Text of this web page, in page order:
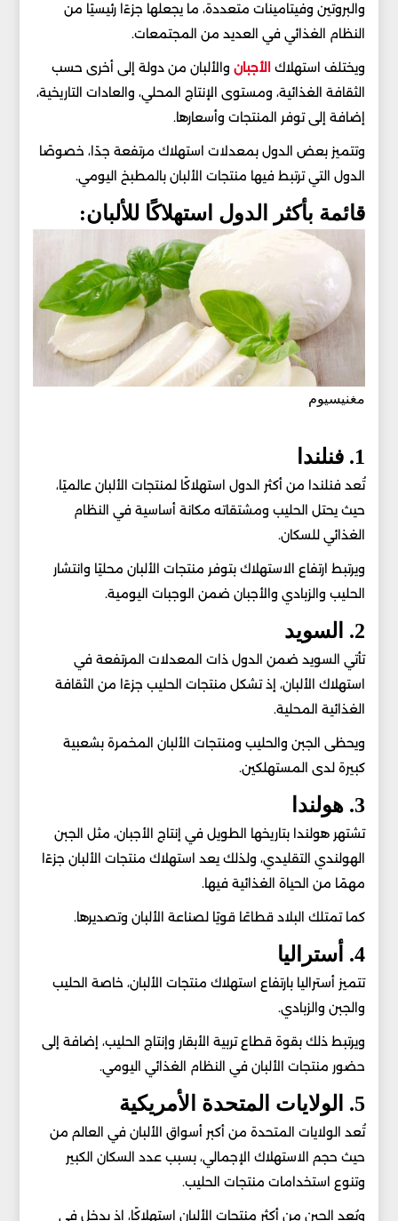
والبروتين وفيتامينات متعددة، ما يجعلها جزءًا رئيسيًا من
النظام الغذائي في العديد من المجتمعات.
ويختلف استهلاك الأجبان والألبان من دولة إلى أخرى حسب
الثقافة الغذائية، ومستوى الإنتاج المحلي، والعادات التاريخية،
إضافة إلى توفر المنتجات وأسعارها.
وتتميز بعض الدول بمعدلات استهلاك مرتفعة جدًا، خصوصًا
الدول التي ترتبط فيها منتجات الألبان بالمطبخ اليومي.
قائمة بأكثر الدول استهلاكًا للألبان:
مغنيسيوم
1. فنلندا
تُعد فنلندا من أكثر الدول استهلاكًا لمنتجات الألبان عالميًا،
حيث يحتل الحليب ومشتقاته مكانة أساسية في النظام
الغذائي للسكان.
ويرتبط ارتفاع الاستهلاك بتوفر منتجات الألبان محليًا وانتشار
الحليب والزبادي والأجبان ضمن الوجبات اليومية.
2. السويد
تأتي السويد ضمن الدول ذات المعدلات المرتفعة في
استهلاك الألبان، إذ تشكل منتجات الحليب جزءًا من الثقافة
الغذائية المحلية.
ويحظى الجبن والحليب ومنتجات الألبان المخمرة بشعبية
كبيرة لدى المستهلكين.
3. هولندا
تشتهر هولندا بتاريخها الطويل في إنتاج الأجبان، مثل الجبن
الهولندي التقليدي، ولذلك يعد استهلاك منتجات الألبان جزءًا
مهمًا من الحياة الغذائية فيها.
كما تمتلك البلاد قطاعًا قويًا لصناعة الألبان وتصديرها.
4. أستراليا
تتميز أستراليا بارتفاع استهلاك منتجات الألبان، خاصة الحليب
والجبن والزبادي.
ويرتبط ذلك بقوة قطاع تربية الأبقار وإنتاج الحليب، إضافة إلى
حضور منتجات الألبان في النظام الغذائي اليومي.
5. الولايات المتحدة الأمريكية
تُعد الولايات المتحدة من أكبر أسواق الألبان في العالم من
حيث حجم الاستهلاك الإجمالي، بسبب عدد السكان الكبير
وتنوع استخدامات منتجات الحليب.
ويُعد الجبن من أكثر منتجات الألبان استهلاكًا، إذ يدخل في